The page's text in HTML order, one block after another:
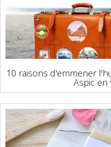
10 raisons d'emmener
Aspic en